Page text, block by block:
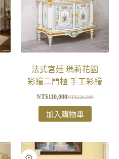
法式宮廷 瑪莉花園
彩繪二門櫃 手工彩繪
NT$220,000
NT$110,000
加入購物車